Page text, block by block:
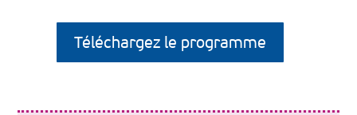
Téléchargez le programme